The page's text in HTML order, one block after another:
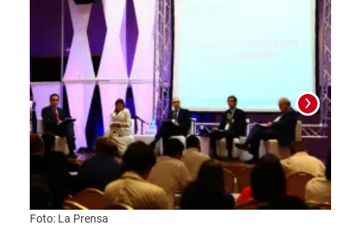
Foto: La Prensa